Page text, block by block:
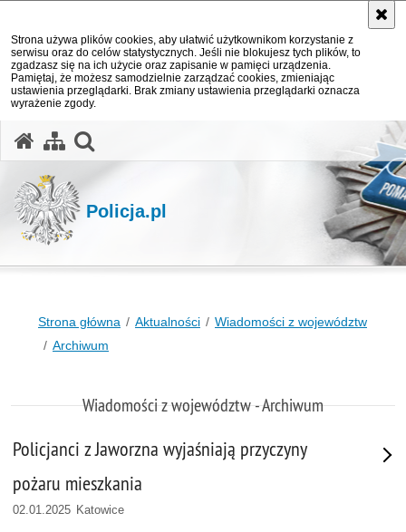
Strona używa plików cookies, aby ułatwić użytkownikom korzystanie z
serwisu oraz do celów statystycznych. Jeśli nie blokujesz tych plików, to
zgadzasz się na ich użycie oraz zapisanie w pamięci urządzenia.
Pamiętaj, że możesz samodzielnie zarządzać cookies, zmieniając
ustawienia przeglądarki. Brak zmiany ustawienia przeglądarki oznacza
wyrażenie zgody.
Policja.pl
Strona główna Aktualności
Wiadomości z województw
Archiwum
Wiadomości z województw - Archiwum
Policjanci z Jaworzna wyjaśniają przyczyny
pożaru mieszkania
02.01.2025 Katowice